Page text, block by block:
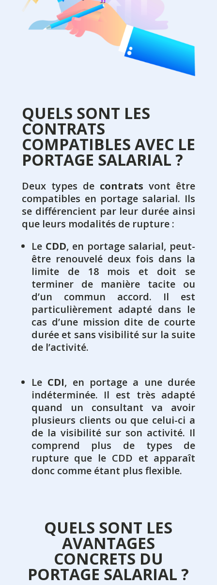
QUELS SONT LES
CONTRATS
COMPATIBLES AVEC LE
PORTAGE SALARIAL ?
Deux types de contrats vont être
compatibles en portage salarial. Ils
se différencient par leur durée ainsi
que leurs modalités de rupture :
Le CDD, en portage salarial, peut-
être renouvelé deux fois dans la
limite de 18 mois et doit se
terminer de manière tacite ou
d’un commun accord. Il est
particulièrement adapté dans le
cas d’une mission dite de courte
durée et sans visibilité sur la suite
de l’activité.
Le CDI, en portage a une durée
indéterminée. Il est très adapté
quand un consultant va avoir
plusieurs clients ou que celui-ci a
de la visibilité sur son activité. Il
comprend plus de types de
rupture que le CDD et apparaît
donc comme étant plus flexible.
QUELS SONT LES
AVANTAGES
CONCRETS DU
PORTAGE SALARIAL ?